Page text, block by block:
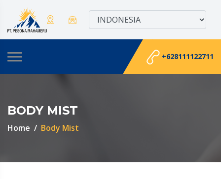
+628111122711
BODY MIST
Home Body Mist